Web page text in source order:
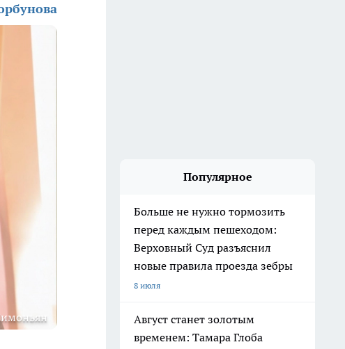
Популярное
Больше не нужно тормозить
перед каждым пешеходом:
Верховный Суд разъяснил
новые правила проезда зебры
8 июля
Август станет золотым
временем: Тамара Глоба